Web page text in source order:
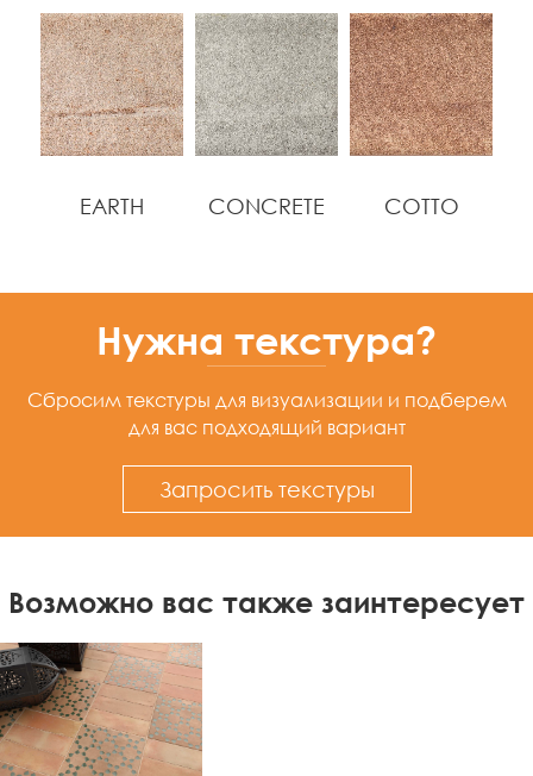
EARTH CONCRETE COTTO
Нужна текстура?
Сбросим текстуры для визуализации и подберем
для вас подходящий вариант
Запросить текстуры
Возможно вас также заинтересует